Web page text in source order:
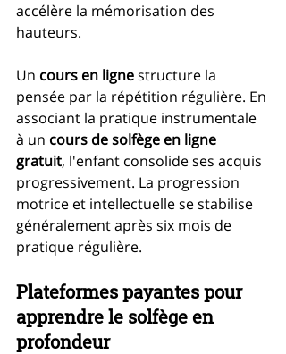
accélère la mémorisation des
hauteurs.
Un cours en ligne structure la
pensée par la répétition régulière. En
associant la pratique instrumentale
à un cours de solfège en ligne
gratuit, l'enfant consolide ses acquis
progressivement. La progression
motrice et intellectuelle se stabilise
généralement après six mois de
pratique régulière.
Plateformes payantes pour
apprendre le solfège en
profondeur